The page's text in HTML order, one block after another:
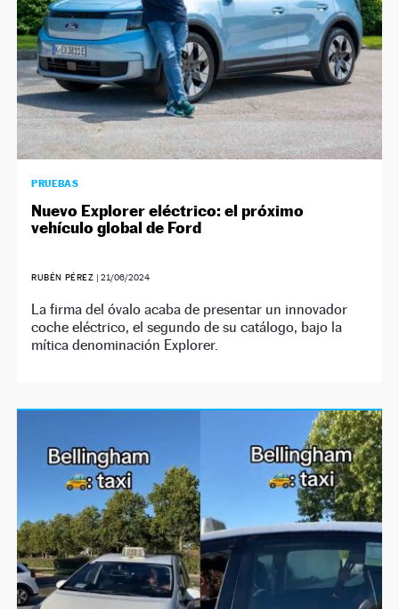
PRUEBAS
Nuevo Explorer eléctrico: el próximo
vehículo global de Ford
RUBÉN PÉREZ |21/06/2024
La firma del óvalo acaba de presentar un innovador
coche eléctrico, el segundo de su catálogo, bajo la
mítica denominación Explorer.